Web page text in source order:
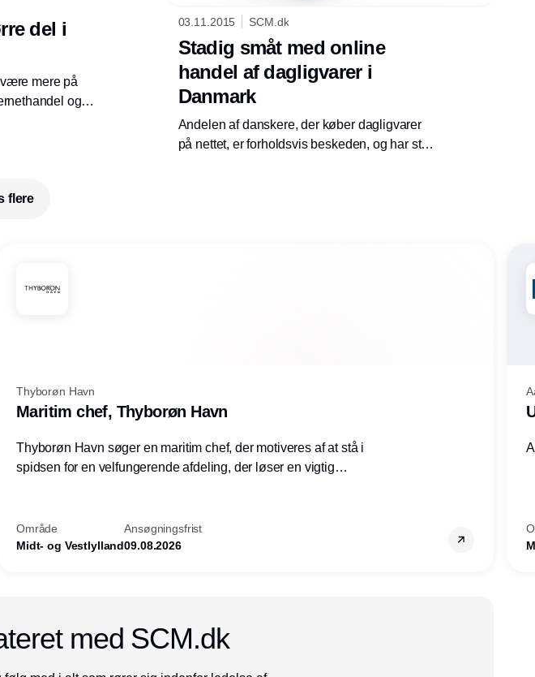
del i
mere på
og
03.11.2015 SCM.dk
Stadig småt med online
handel af dagligvarer i
Danmark
Andelen af danskere, der køber dagligvarer
på nettet, er forholdsvis beskeden, og har stort
flere
Thyborøn Havn
Maritim chef, Thyborøn Havn
Thyborøn Havn søger en maritim chef, der motiveres af at stå i
spidsen for en velfungerende afdeling, der løser en vigtig
Område
Midt- og Vestlylland
Ansøgningsfrist
09.08.2026
med SCM.dk